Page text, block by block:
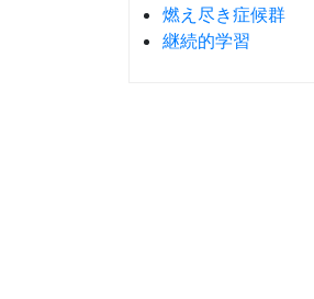
燃え尽き症候群
継続的学習